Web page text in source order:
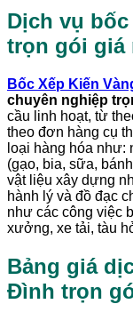
Dịch vụ bốc
trọn gói giá
Bốc Xếp Kiến
chuyên nghiệp
cầu linh hoạt, từ
theo đơn hàng cụ
loại hàng hóa như:
(gạo, bia, sữa,
vật liệu xây dựng
hành lý và đồ đạc
như các công việc
xưởng, xe tải, tàu
Bảng giá
Đình trọn